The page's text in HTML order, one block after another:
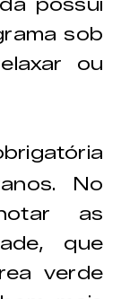
possui
sob
ou
No
as
que
verde